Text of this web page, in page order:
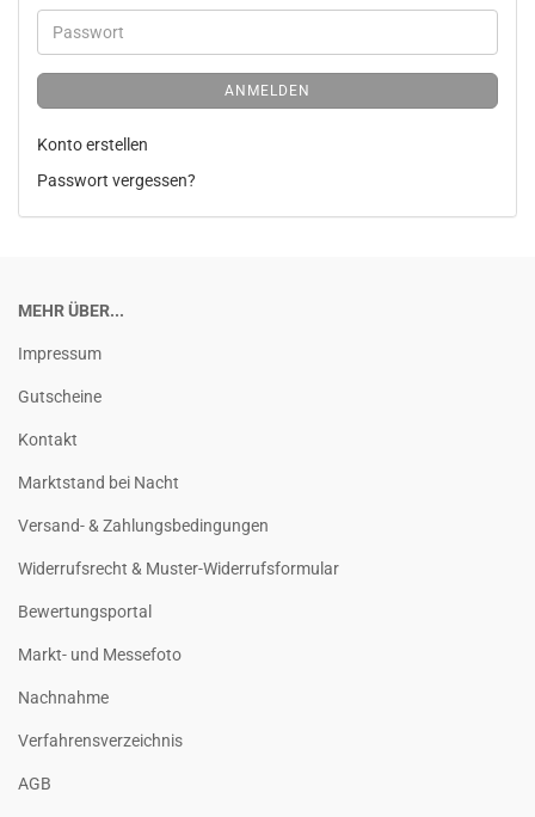
ANMELDEN
Konto erstellen
Passwort vergessen?
MEHR ÜBER...
Impressum
Gutscheine
Kontakt
Marktstand bei Nacht
Versand- & Zahlungsbedingungen
Widerrufsrecht & Muster-Widerrufsformular
Bewertungsportal
Markt- und Messefoto
Nachnahme
Verfahrensverzeichnis
AGB